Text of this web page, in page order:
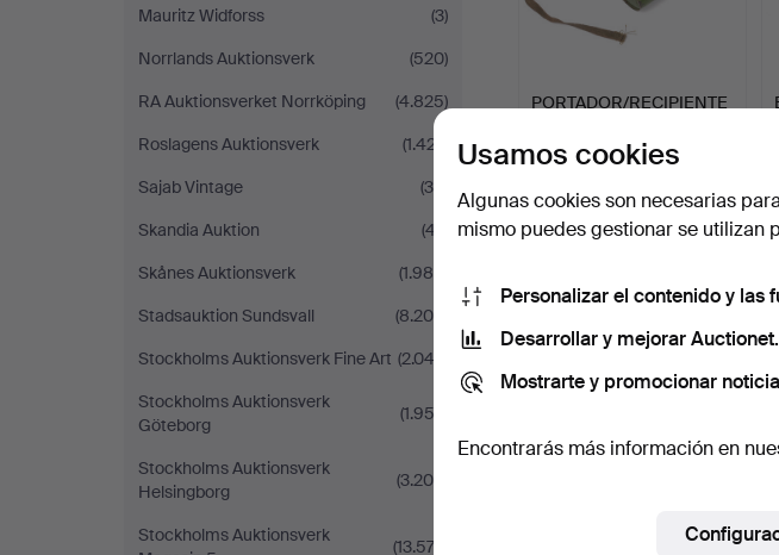
Mauritz Widforss
(3)
Norrlands Auktionsverk
(520)
RA Auktionsverket Norrköping
(4.825)
Roslagens Auktionsverk
(1.427)
Sajab Vintage
(30)
Skandia Auktion
(47)
Skånes Auktionsverk
(1.989)
Stadsauktion Sundsvall
(8.208)
Stockholms Auktionsverk Fine Art (2.042)
Stockholms Auktionsverk
Göteborg
(1.952)
Stockholms Auktionsverk
Helsingborg
(3.208)
Stockholms Auktionsverk
(13.574)
PORTADOR/RECIPIENTE
Subastado 25 may 2026
32 USD
Subastado 11 may 2026
Usamos cookies
Algunas cookies son necesarias
mismo puedes gestionar se utilizan
Personalizar el contenido y las
Desarrollar y mejorar Auctionet.
Mostrarte y promocionar
Encontrarás más información en